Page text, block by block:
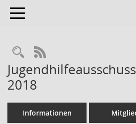
Toggle navigation
RSS-Feed
2018
Informationen